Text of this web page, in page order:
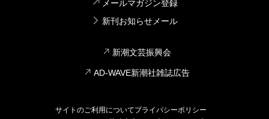
メールマガジン登録
新刊お知らせメール
新潮文芸振興会
AD-WAVE新潮社雑誌広告
サイトのご利用についてプライバシーポリシー